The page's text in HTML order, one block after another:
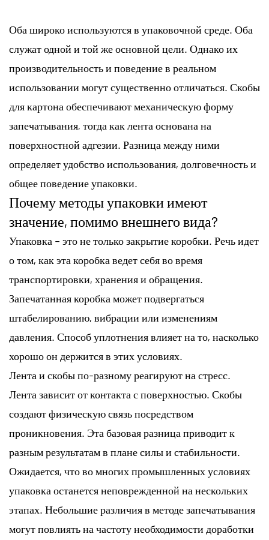
Оба широко используются в упаковочной среде. Оба
служат одной и той же основной цели. Однако их
производительность и поведение в реальном
использовании могут существенно отличаться. Скобы
для картона обеспечивают механическую форму
запечатывания, тогда как лента основана на
поверхностной адгезии. Разница между ними
определяет удобство использования, долговечность и
общее поведение упаковки.
Почему методы упаковки имеют
значение, помимо внешнего вида?
Упаковка – это не только закрытие коробки. Речь идет
о том, как эта коробка ведет себя во время
транспортировки, хранения и обращения.
Запечатанная коробка может подвергаться
штабелированию, вибрации или изменениям
давления. Способ уплотнения влияет на то, насколько
хорошо он держится в этих условиях.
Лента и скобы по-разному реагируют на стресс.
Лента зависит от контакта с поверхностью. Скобы
создают физическую связь посредством
проникновения. Эта базовая разница приводит к
разным результатам в плане силы и стабильности.
Ожидается, что во многих промышленных условиях
упаковка останется неповрежденной на нескольких
этапах. Небольшие различия в методе запечатывания
могут повлиять на частоту необходимости доработки